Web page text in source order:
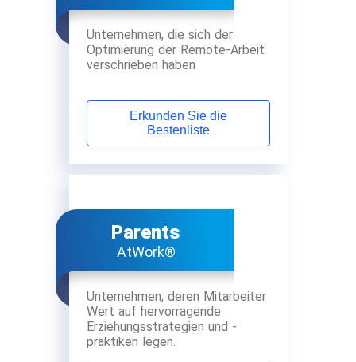
Unternehmen, die sich der
Optimierung der Remote-Arbeit
verschrieben haben
Erkunden Sie die
Bestenliste
Parents
AtWork®
Unternehmen, deren Mitarbeiter
Wert auf hervorragende
Erziehungsstrategien und -
praktiken legen.